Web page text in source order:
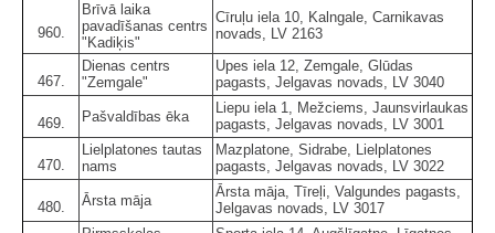
960.
Brīvā laika
pavadīšanas centrs
"Kadiķis"
Cīruļu iela 10, Kalngale, Carnikavas
novads, LV 2163
467.
Dienas centrs
"Zemgale"
Upes iela 12, Zemgale, Glūdas
pagasts, Jelgavas novads, LV 3040
469. Pašvaldības ēka
Liepu iela 1, Mežciems, Jaunsvirlaukas
pagasts, Jelgavas novads, LV 3001
470.
Lielplatones tautas
nams
Mazplatone, Sidrabe, Lielplatones
pagasts, Jelgavas novads, LV 3022
480. Ārsta māja
Ārsta māja, Tīreļi, Valgundes pagasts,
Jelgavas novads, LV 3017